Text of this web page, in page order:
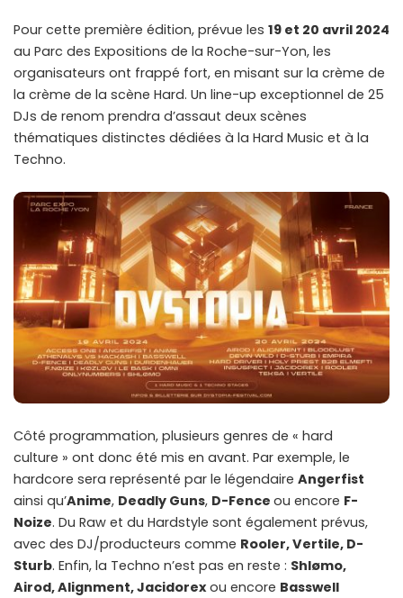
Pour cette première édition, prévue les 19 et 20 avril 2024
au Parc des Expositions de la Roche-sur-Yon, les
organisateurs ont frappé fort, en misant sur la crème de
la crème de la scène Hard. Un line-up exceptionnel de 25
DJs de renom prendra d’assaut deux scènes
thématiques distinctes dédiées à la Hard Music et à la
Techno.
Côté programmation, plusieurs genres de « hard
culture » ont donc été mis en avant. Par exemple, le
hardcore sera représenté par le légendaire Angerfist
ainsi qu’Anime, Deadly Guns, D-Fence ou encore F-
Noize. Du Raw et du Hardstyle sont également prévus,
avec des DJ/producteurs comme Rooler, Vertile, D-
Sturb. Enfin, la Techno n’est pas en reste : Shlømo,
Airod, Alignment, Jacidorexou encore Basswell